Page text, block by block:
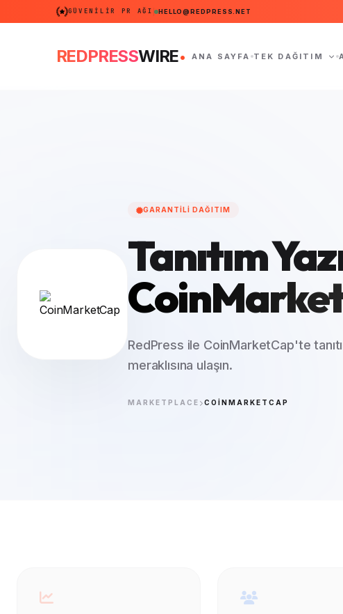
GÜVENILIR PR AĞI HELLO@REDPRESS.NET
REDPRESSWIRE. ANA SAYFA TEK DAĞITIM
GARANTILI DAĞITIM
Tanıtım
RedPress ile CoinMarketCap'te
meraklısına ulaşın.
MARKETPLACE COINMARKETCAP